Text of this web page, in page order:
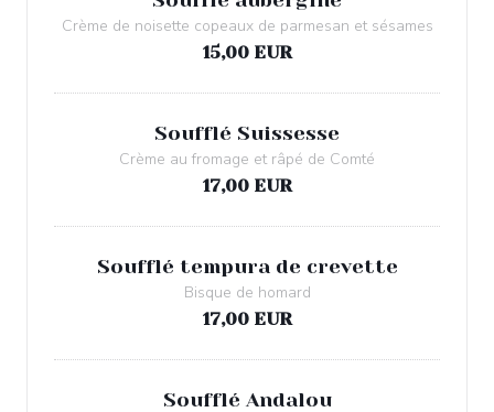
Crème de noisette copeaux de parmesan et sésames
15,00 EUR
Soufflé Suissesse
Crème au fromage et râpé de Comté
17,00 EUR
Soufflé tempura de crevette
Bisque de homard
17,00 EUR
Soufflé Andalou